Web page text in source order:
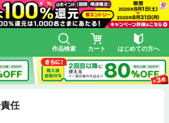
作品検索 カート はじめての方へ
任